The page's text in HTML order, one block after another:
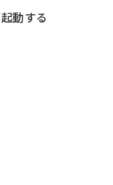
動する